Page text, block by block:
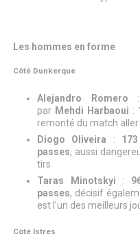
Les hommes en forme
Côté Dunkerque
Alejandro Romero
par Mehdi Harbaoui :
remonté du match aller
Diogo Oliveira :
passes, aussi
tirs
Taras Minotskyi :
passes, décisif
est l’un des meilleurs
Côté Istres